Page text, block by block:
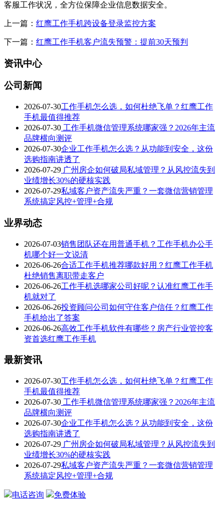
客服工作状况，全方位保障企业信息数据安全。
上一篇： 红鹰工作手机跨设备登录监控方案
下一篇： 红鹰工作手机客户流失预警：提前30天预判
资讯中心
公司新闻
2026-07-30工作手机怎么选，如何杜绝飞单？红鹰工作
手机最值得推荐
2026-07-30 工作手机微信管理系统哪家强？2026年主流
品牌横向测评
2026-07-30企业工作手机怎么选？从功能到安全，这份
选购指南讲透了
2026-07-29 广州房企如何破局私域管理？从风控流失到
业绩增长30%的硬核实践
2026-07-29私域客户资产流失严重？一套微信营销管理
系统搞定风控+管理+合规
业界动态
2026-07-03销售团队还在用普通手机？工作手机办公手
机哪个好一文说清
2026-06-26合适工作手机推荐哪款好用？红鹰工作手机
杜绝销售离职带走客户
2026-06-26工作手机选哪家公司好呢？认准红鹰工作手
机就对了
2026-06-26投资顾问公司如何守住客户信任？红鹰工作
手机给出了答案
2026-06-26高效工作手机软件有哪些？房产行业管控客
资首选红鹰工作手机
最新资讯
2026-07-30工作手机怎么选，如何杜绝飞单？红鹰工作
手机最值得推荐
2026-07-30 工作手机微信管理系统哪家强？2026年主流
品牌横向测评
2026-07-30企业工作手机怎么选？从功能到安全，这份
选购指南讲透了
2026-07-29 广州房企如何破局私域管理？从风控流失到
业绩增长30%的硬核实践
2026-07-29私域客户资产流失严重？一套微信营销管理
系统搞定风控+管理+合规
电话咨询 免费体验